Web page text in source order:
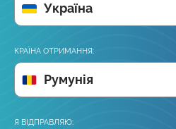
Україна
КРАЇНА ОТРИМАННЯ:
Румунія
Я ВІДПРАВЛЯЮ: